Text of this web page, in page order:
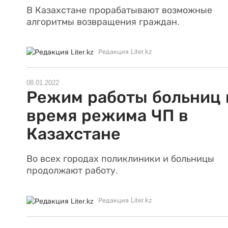
В Казахстане прорабатывают возможные
алгоритмы возвращения граждан.
Редакция Liter.kz
08.01.2022
Режим работы больниц
время режима ЧП в
Казахстане
Во всех городах поликлиники и больницы
продолжают работу.
Редакция Liter.kz